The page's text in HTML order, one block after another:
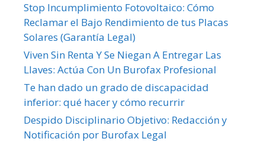
Stop Incumplimiento Fotovoltaico: Cómo
Reclamar el Bajo Rendimiento de tus Placas
Solares (Garantía Legal)
Viven Sin Renta Y Se Niegan A Entregar Las
Llaves: Actúa Con Un Burofax Profesional
Te han dado un grado de discapacidad
inferior: qué hacer y cómo recurrir
Despido Disciplinario Objetivo: Redacción y
Notificación por Burofax Legal